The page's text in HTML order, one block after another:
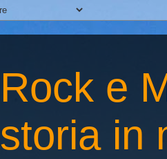
Rock e
storia in